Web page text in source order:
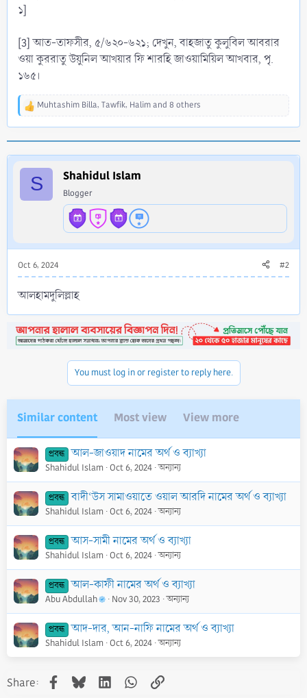
১]
[3] আত-তাফসীর, ৫/৬২০-৬২১; দেখুন, বাহজাতু কুলুবিল আবরার
ওয়া কুররাতু উয়ুনিল আখয়ার ফি শারহি জাওয়ামিয়িল আখবার, পৃ.
১৬৫।
R
t
i
Muhtashim Billa, Tawfik, Halimand 8 others
S Shahidul Islam
Blogger
Oct 6, 2024 #2
আলহামদুলিল্লাহ
You must log in or register to reply here.
Similar content Most view View more
প্রবন্ধ আল-জাওয়াদ নামের অর্থ ও ব্যাখ্যা
Shahidul Islam Oct 6, 2024 অন্যান্য
প্রবন্ধ বাদী‘উস সামাওয়াতে ওয়াল আরদি নামের অর্থ ও ব্যাখ্যা
Shahidul Islam Oct 6, 2024 অন্যান্য
প্রবন্ধ আস-সামী নামের অর্থ ও ব্যাখ্যা
Shahidul Islam Oct 6, 2024 অন্যান্য
প্রবন্ধ আল-কাফী নামের অর্থ ও ব্যাখ্যা
Abu Abdullah Nov 30, 2023 অন্যান্য
প্রবন্ধ আদ-দার, আন-নাফি নামের অর্থ ও ব্যাখ্যা
Shahidul Islam Oct 6, 2024 অন্যান্য
Share: Facebook
BlueskyLinkedInWhatsApp
Link